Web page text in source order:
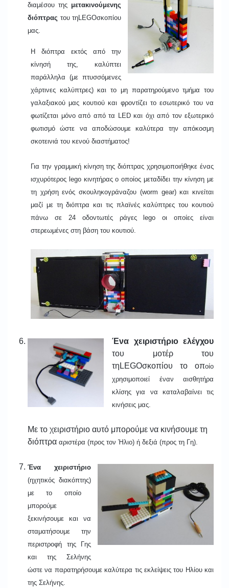
διαμέσου της μετακινούμενης
διόπτρας του τηLEGOσκοπίου
μας.
Η διόπτρα εκτός από την
κίνησή της, καλύπτει
παράλληλα (με πτυσσόμενες
χάρτινες καλύπτρες) και το μη παρατηρούμενο τμήμα του
γαλαξιακού μας κουτιού και φροντίζει το εσωτερικό του να
φωτίζεται μόνο από από τα LED και όχι από τον εξωτερικό
φωτισμό ώστε να αποδώσουμε καλύτερα την απόκοσμη
σκοτεινιά του κενού διαστήματος!
Για την γραμμική κίνηση της διόπτρας χρησιμοποιήθηκε ένας
ισχυρότερος lego κινητήρας ο οποίος μεταδίδει την κίνηση με
τη χρήση ενός σκουληκογράναζου (worm gear) και κινείται
μαζί με τη διόπτρα και τις πλαϊνές καλύπτρες του κουτιού
πάνω σε 24 οδοντωτές ράγες
legoοι οποίες είναι
στερεωμένες στη βάση του κουτιού.
Ένα χειριστήριο ελέγχου
του μοτέρ του
τηLEGOσκοπίου το οποίο
χρησιμοποιεί έναν αισθητήρα
κλίσης για να καταλαβαίνει τις
κινήσεις μας.
Με το χειριστήριο αυτό μπορούμε να κινήσουμε τη
διόπτρα αριστέρα (προς τον Ήλιο) ή δεξιά (προς τη Γη).
Ένα χειριστήριο
(ηχητικός διακόπτης)
με το οποίο
μπορούμε
ξεκινήσουμε και να
σταματήσουμε την
περιστροφή της Γης
και της Σελήνης
ώστε να παρατηρήσουμε καλύτερα τις εκλείψεις του Ηλίου και
της Σελήνης.